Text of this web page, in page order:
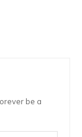
be a